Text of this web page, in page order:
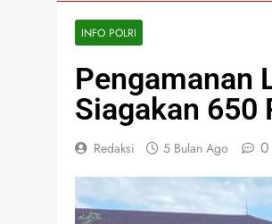
INFO POLRI
Pengamanan
Siagakan 650
Redaksi 5 Bulan Ago 0